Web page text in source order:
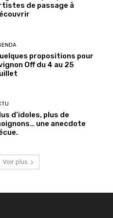
de passage à
propositions pour
Off du 4 au 25
d’idoles, plus de
une anecdote
Voir plus